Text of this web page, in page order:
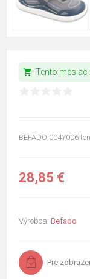
shopping_cart Tento mesiac
BEFADO 004Y006
28,85 €
Výrobca: Befado
Pre